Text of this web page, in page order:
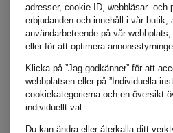
1 005 kr
adresser, cookie-ID, webbläsar- och
erbjudanden och innehåll i vår butik,
användarbeteende på vår
eller för att optimera
Klicka på ”Jag godkänner” för att
webbplatsen eller på ”Individuella
cookiekategorierna och en översikt
individuellt val.
Du kan ändra eller återkalla ditt